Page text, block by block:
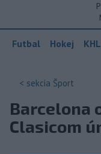
Futbal Hokej KHL
< sekcia Šport
Barcelona
Clasicom